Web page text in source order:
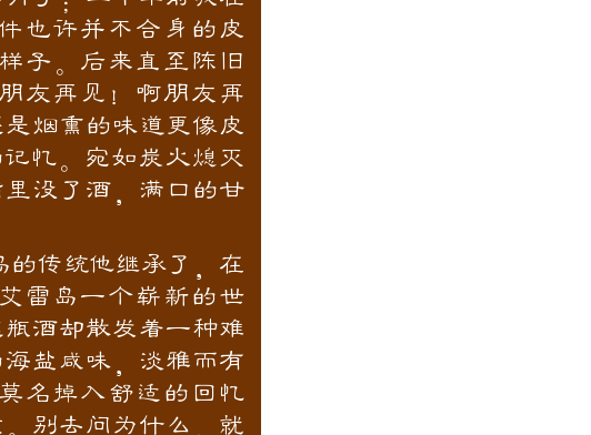
也许并不合身的皮
子。后来直至陈旧
友再见！啊朋友再
烟熏的味道更像皮
忆。宛如炭火熄灭
没了酒，满口的甘
传统他继承了，在
雷岛一个崭新的世
酒却散发着一种难
盐咸味，淡雅而有
名掉入舒适的回忆
别去问为什么，就